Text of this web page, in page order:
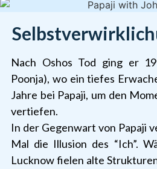
Nach Oshos Tod ging er
Poonja), wo ein tiefes
Jahre bei Papaji, um den
vertiefen.
In der Gegenwart von Papaji
Mal die Illusion des “Ich”.
Lucknow fielen alte